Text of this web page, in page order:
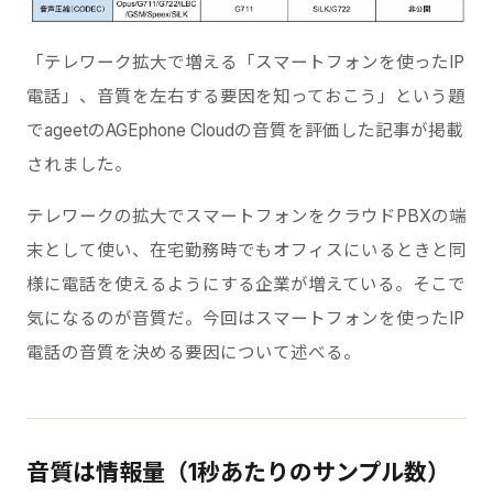
「テレワーク拡大で増える「スマートフォンを使ったIP
電話」、音質を左右する要因を知っておこう」という題
でageetのAGEphone Cloudの音質を評価した記事が掲載
されました。
テレワークの拡大でスマートフォンをクラウドPBXの端
末として使い、在宅勤務時でもオフィスにいるときと同
様に電話を使えるようにする企業が増えている。そこで
気になるのが音質だ。今回はスマートフォンを使ったIP
電話の音質を決める要因について述べる。
音質は情報量（1秒あたりのサンプル数）